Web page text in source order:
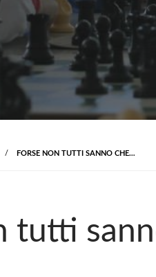
FORSE NON TUTTI SANNO CHE…
tutti